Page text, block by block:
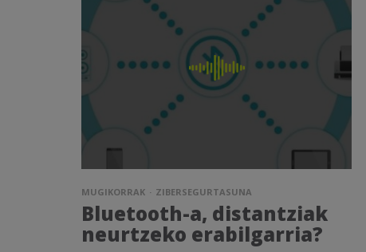
MUGIKORRAK ZIBERSEGURTASUNA
Bluetooth-a, distantziak
neurtzeko erabilgarria?